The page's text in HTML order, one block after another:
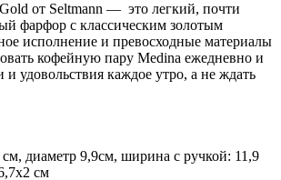
от Seltmann — это легкий, почти
фарфор с классическим золотым
исполнение и превосходные материалы
кофейную пару Medina ежедневно и
и удовольствия каждое утро, а не ждать
диаметр 9,9см, ширина с ручкой: 11,9
см